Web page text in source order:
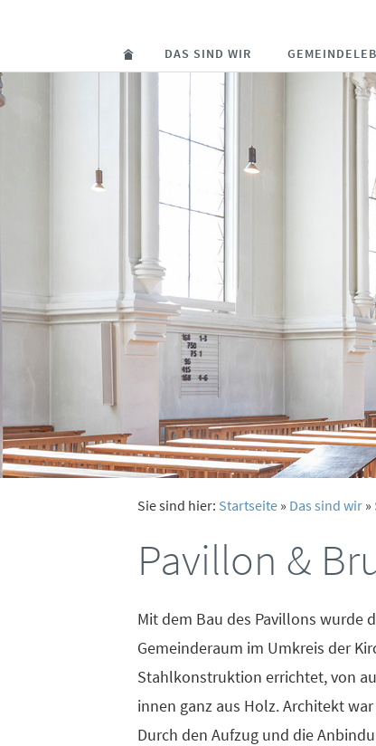
DAS SIND WIR
Sie sind hier: Startseite » Das sind wir »
Pavillon &
Mit dem Bau des Pavillons wurde
Gemeinderaum im Umkreis der
Stahlkonstruktion errichtet, von
innen ganz aus Holz. Architekt
Durch den Aufzug und die